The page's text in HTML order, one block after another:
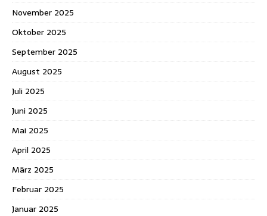
November 2025
Oktober 2025
September 2025
August 2025
Juli 2025
Juni 2025
Mai 2025
April 2025
März 2025
Februar 2025
Januar 2025